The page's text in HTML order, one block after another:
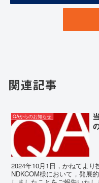
関連記事
QAからのお知らせ
2024年10月1日，かねてよ
NDKCOM様において，発展